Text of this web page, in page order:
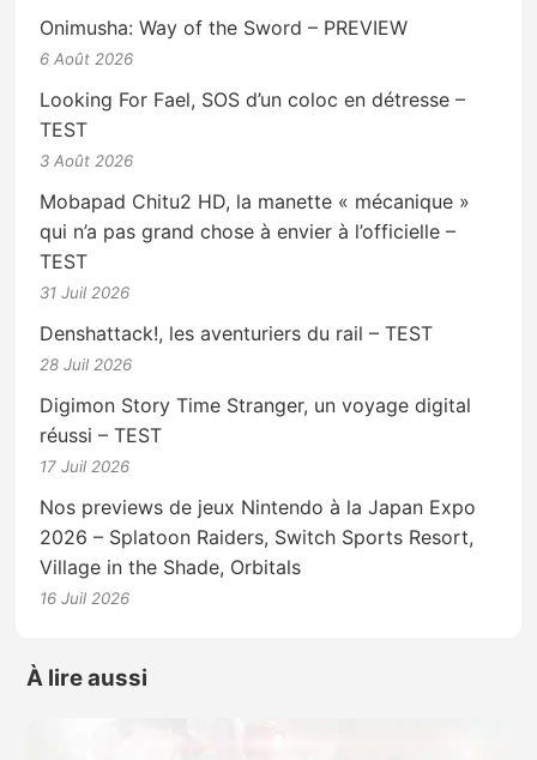
Onimusha: Way of the Sword – PREVIEW
6 Août 2026
Looking For Fael, SOS d’un coloc en détresse –
TEST
3 Août 2026
Mobapad Chitu2 HD, la manette « mécanique »
qui n’a pas grand chose à envier à l’officielle –
TEST
31 Juil 2026
Denshattack!, les aventuriers du rail – TEST
28 Juil 2026
Digimon Story Time Stranger, un voyage digital
réussi – TEST
17 Juil 2026
Nos previews de jeux Nintendo à la Japan Expo
2026 – Splatoon Raiders, Switch Sports Resort,
Village in the Shade, Orbitals
16 Juil 2026
À lire aussi